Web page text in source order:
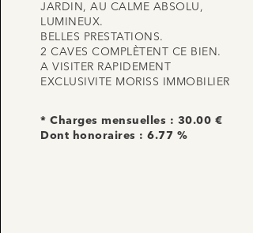
JARDIN, AU CALME ABSOLU,
LUMINEUX.
BELLES PRESTATIONS.
2 CAVES COMPLÈTENT CE BIEN.
A VISITER RAPIDEMENT
EXCLUSIVITE MORISS IMMOBILIER
* Charges mensuelles : 30.00 €
Dont honoraires : 6.77 %